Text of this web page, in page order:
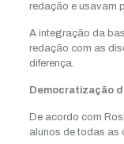
redação e usavam
A integração da
redação com as
diferença.
Democratização
De acordo com
alunos de todas as